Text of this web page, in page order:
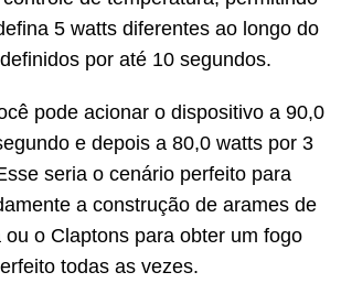
5 watts diferentes ao longo do
por até 10 segundos.
pode acionar o dispositivo a 90,0
e depois a 80,0 watts por 3
seria o cenário perfeito para
a construção de arames de
ou o Claptons para obter um fogo
todas as vezes.